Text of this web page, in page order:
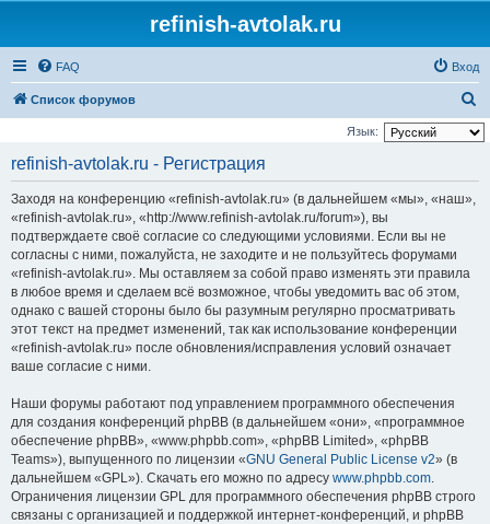
refinish-avtolak.ru
FAQ Вход
Список форумов
о
Язык:
refinish-avtolak.ru - Регистрация
Заходя на конференцию «refinish-avtolak.ru» (в дальнейшем «мы», «наш»,
«refinish-avtolak.ru», «http://www.refinish-avtolak.ru/forum»), вы
подтверждаете своё согласие со следующими условиями. Если вы не
согласны с ними, пожалуйста, не заходите и не пользуйтесь форумами
«refinish-avtolak.ru». Мы оставляем за собой право изменять эти правила
в любое время и сделаем всё возможное, чтобы уведомить вас об этом,
однако с вашей стороны было бы разумным регулярно просматривать
этот текст на предмет изменений, так как использование конференции
«refinish-avtolak.ru» после обновления/исправления условий означает
ваше согласие с ними.
Наши форумы работают под управлением программного обеспечения
для создания конференций phpBB (в дальнейшем «они», «программное
обеспечение phpBB», «www.phpbb.com», «phpBB Limited», «phpBB
Teams»), выпущенного по лицензии «GNU General Public License v2» (в
дальнейшем «GPL»). Скачать его можно по адресу www.phpbb.com.
Ограничения лицензии GPL для программного обеспечения phpBB строго
связаны с организацией и поддержкой интернет-конференций, и phpBB